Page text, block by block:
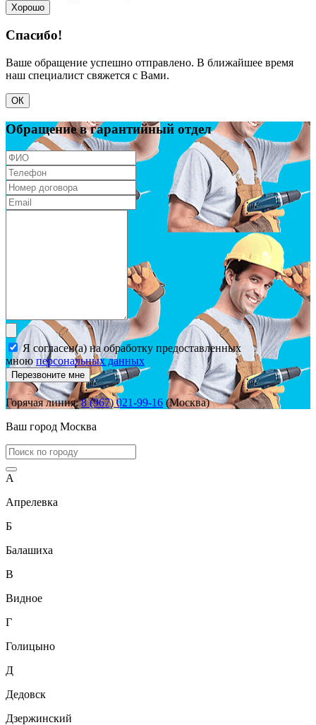
Хорошо
Спасибо!
Ваше обращение успешно отправлено. В ближайшее время
наш специалист свяжется с Вами.
ОК
Обращение в гарантийный отдел
Я согласен(а) на обработку предоставленных
мною персональных данных
Перезвоните мне
Горячая линия:8 (967) 021-99-16 (Москва)
Ваш город Москва
А
Апрелевка
Б
Балашиха
В
Видное
Г
Голицыно
Д
Дедовск
Дзержинский